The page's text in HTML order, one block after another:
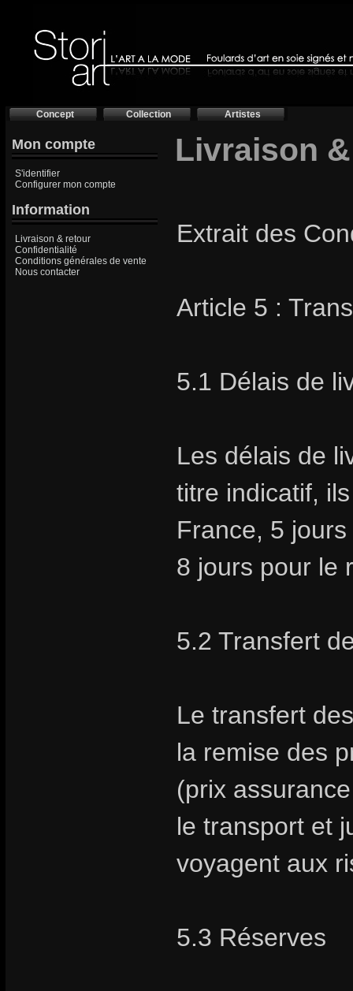
Concept Collection Artistes
Mon compte
S'identifier
Configurer mon compte
Information
Livraison & retour
Confidentialité
Conditions générales de vente
Nous contacter
Livraison
Extrait des
Article 5 :
5.1 Délais de
Les délais de
titre indicatif,
France, 5
8 jours pour le
5.2 Transfert
Le transfert
la remise des
(prix
le transport et
voyagent aux
5.3 Réserves